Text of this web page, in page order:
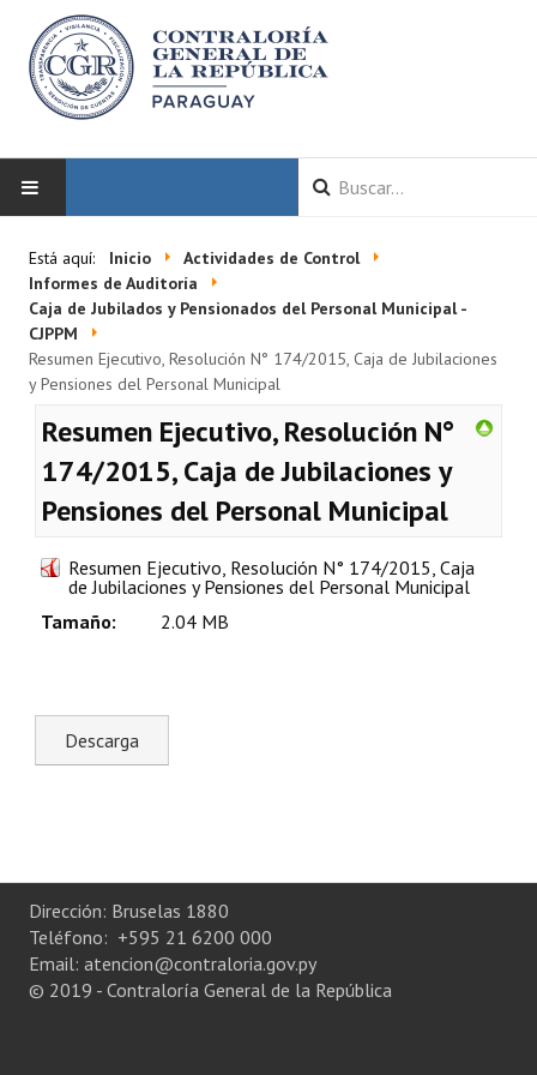
LA CGR
Autoridades
Marco Normativo
Organigrama
Plan Estratégico 2022 - 2026
Resoluciones de Carácter General
Informe y Dictamen sobre el Informe Financiero del Ministerio de
Informes de Auditoría
Está aquí: Inicio
Actividades de Control
Informes de Auditoría
Caja de Jubilados y Pensionados del Personal Municipal -
CJPPM
Resumen Ejecutivo, Resolución N° 174/2015, Caja de Jubilaciones
y Pensiones del Personal Municipal
Resumen Ejecutivo, Resolución N°
174/2015, Caja de Jubilaciones y
Pensiones del Personal Municipal
Resumen Ejecutivo, Resolución N° 174/2015, Caja
de Jubilaciones y Pensiones del Personal Municipal
Tamaño:
2.04 MB
Dirección: Bruselas 1880
Teléfono: +595 21 6200 000
Email: atencion@contraloria.gov.py
© 2019 - Contraloría General de la República